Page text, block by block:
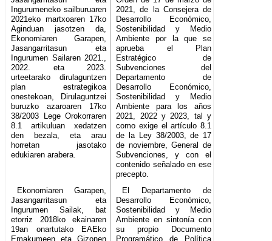
Ingurumeneko sailburuaren
2021eko martxoaren 17ko
Aginduan jasotzen da,
Ekonomiaren Garapen,
Jasangarritasun eta
Ingurumen Sailaren 2021.,
2022. eta 2023.
urteetarako dirulaguntzen
plan estrategikoa
onestekoan, Dirulaguntzei
buruzko azaroaren 17ko
38/2003 Lege Orokorraren
8.1 artikuluan xedatzen
den bezala, eta arau
horretan jasotako
edukiaren arabera.
2021, de la Consejera de
Desarrollo Económico,
Sostenibilidad y Medio
Ambiente por la que se
aprueba el Plan
Estratégico de
Subvenciones del
Departamento de
Desarrollo Económico,
Sostenibilidad y Medio
Ambiente para los años
2021, 2022 y 2023, tal y
como exige el artículo 8.1
de la Ley 38/2003, de 17
de noviembre, General de
Subvenciones, y con el
contenido señalado en ese
precepto.
Ekonomiaren Garapen,
Jasangarritasun eta
Ingurumen Sailak, bat
etorriz 2018ko ekainaren
19an onartutako EAEko
Emakumeen eta Gizonen
El Departamento de
Desarrollo Económico,
Sostenibilidad y Medio
Ambiente en sintonía con
su propio Documento
Programático de Política